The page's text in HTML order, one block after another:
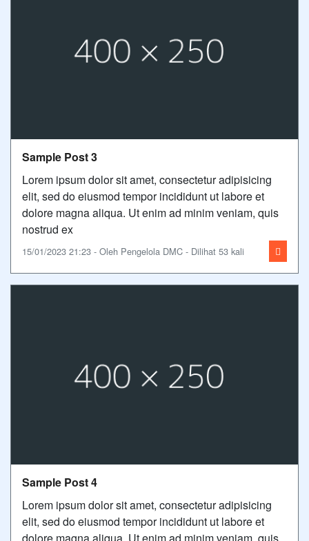
Sample Post 3
Lorem ipsum dolor sit amet, consectetur adipisicing
elit, sed do eiusmod tempor incididunt ut labore et
dolore magna aliqua. Ut enim ad minim veniam, quis
nostrud ex
15/01/2023 21:23 - Oleh Pengelola DMC - Dilihat 53 kali
Sample Post 4
Lorem ipsum dolor sit amet, consectetur adipisicing
elit, sed do eiusmod tempor incididunt ut labore et